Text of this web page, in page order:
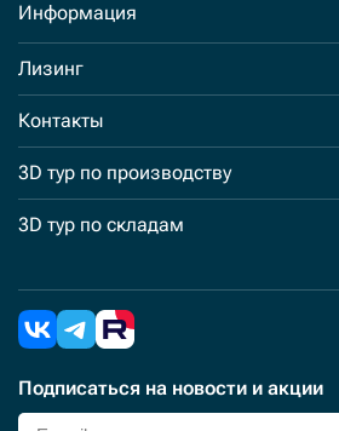
Информация
Лизинг
Контакты
3D тур по производству
3D тур по складам
Подписаться на новости и акции